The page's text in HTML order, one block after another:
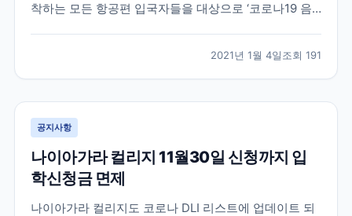
착하는 모든 항공편 입국자들을 대상으로 ‘코로나19 음
입국자는 출국 국가에서 출국 72시간 이내(3일) COVID-
19 (PCR) 검사를 받고 영문 음성...
2021년 1월 4일조회 191
공지사항
나이아가라 컬리지 11월30일 신청까지 입
학신청금 면제
나이아가라 컬리지도 코로나 DLI 리스트에 업데이트 되